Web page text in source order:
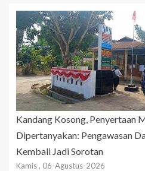
Kandang Kosong, Penyertaan
Dipertanyakan: Pengawasan
Kembali Jadi Sorotan
Kamis , 06-Agustus-2026